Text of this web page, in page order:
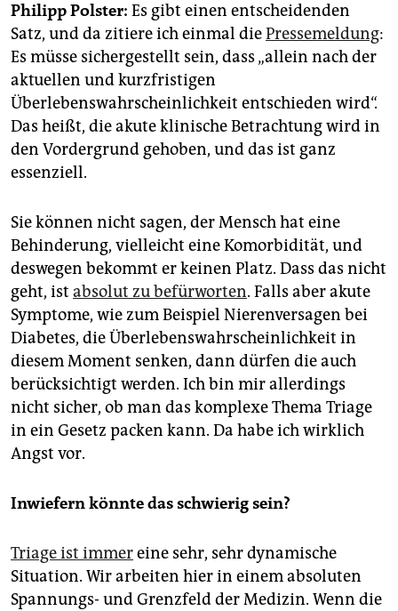
Philipp Polster: Es gibt einen entscheidenden
Satz, und da zitiere ich einmal diePressemeldung:
Es müsse sichergestellt sein, dass „allein nach der
aktuellen und kurzfristigen
Überlebenswahrscheinlichkeit entschieden wird“.
Das heißt, die akute klinische Betrachtung wird in
den Vordergrund gehoben, und das ist ganz
essenziell.
Sie können nicht sagen, der Mensch hat eine
Behinderung, vielleicht eine Komorbidität, und
deswegen bekommt er keinen Platz. Dass das nicht
geht, ist absolut zu befürworten. Falls aber akute
Symptome, wie zum Beispiel Nierenversagen bei
Diabetes, die Überlebenswahrscheinlichkeit in
diesem Moment senken, dann dürfen die auch
berücksichtigt werden. Ich bin mir allerdings
nicht sicher, ob man das komplexe Thema Triage
in ein Gesetz packen kann. Da habe ich wirklich
Angst vor.
Inwiefern könnte das schwierig sein?
Triage ist immereine sehr, sehr dynamische
Situation. Wir arbeiten hier in einem absoluten
Spannungs- und Grenzfeld der Medizin. Wenn die